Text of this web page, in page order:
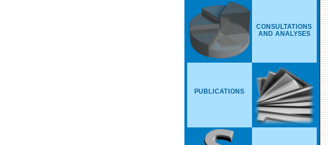
CONSULTATIONS
AND ANALYSES
PUBLICATIONS